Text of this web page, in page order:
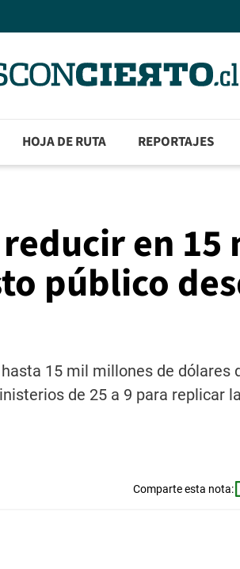
HOJA DE RUTA REPORTAJES
en 15
público
15 mil millones de dólares
de 25 a 9 para replicar
Comparte esta nota: